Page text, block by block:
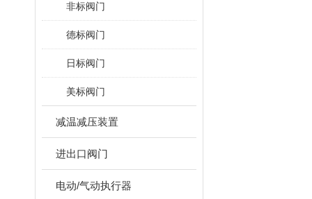
非标阀门
德标阀门
日标阀门
美标阀门
减温减压装置
进出口阀门
电动/气动执行器